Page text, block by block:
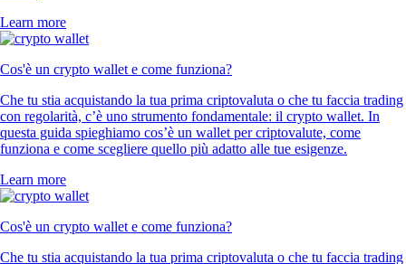
Learn more
Cos'è un crypto wallet e come funziona?
Che tu stia acquistando la tua prima criptovaluta o che tu faccia trading
con regolarità, c’è uno strumento fondamentale: il crypto wallet. In
questa guida spieghiamo cos’è un wallet per criptovalute, come
funziona e come scegliere quello più adatto alle tue esigenze.
Learn more
Cos'è un crypto wallet e come funziona?
Che tu stia acquistando la tua prima criptovaluta o che tu faccia trading